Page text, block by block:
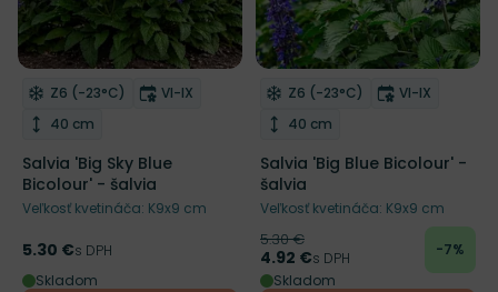
Odober do zoznamu želaní
Mrazuvzdornosť
Z6 (-23°C) Doba kvitnutia
VI-IX
Výška rastliny
40 cm
Salvia 'Big Sky Blue
Bicolour' - šalvia
Veľkosť kvetináča: K9x9 cm
Cena
5.30 €s DPH
Skladom
Zľava
Odober do zoznamu želaní
Mrazuvzdornosť
Z6 (-23°C) Doba
VI-IX
Výška rastliny
40 cm
Salvia 'Big Blue Bicolour' -
šalvia
Veľkosť kvetináča: K9x9 cm
Pôvodná cena
5.30 €
Cena
4.92 €s DPH
-7%
Skladom